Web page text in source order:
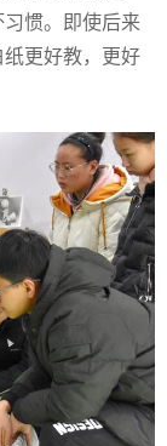
惯。即使后来
更好教，更好